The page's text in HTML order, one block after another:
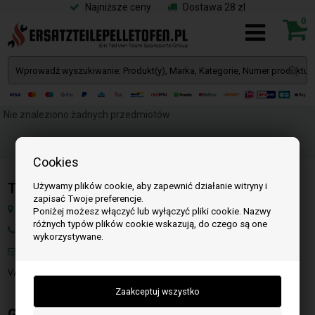
Cookies
Używamy plików cookie, aby zapewnić działanie witryny i
zapisać Twoje preferencje.
Poniżej możesz włączyć lub wyłączyć pliki cookie. Nazwy
różnych typów plików cookie wskazują, do czego są one
wykorzystywane.
Najniższe ceny Dostawa 28 zl
0
Nie znaleziono żadnych przedmiotów
Team SpareParts Group ApS
Klejsgaardvej 19A, 7130 Juelsminde, Dania
Numer: W tej chwili niedostępne
VAT: DK-35862803